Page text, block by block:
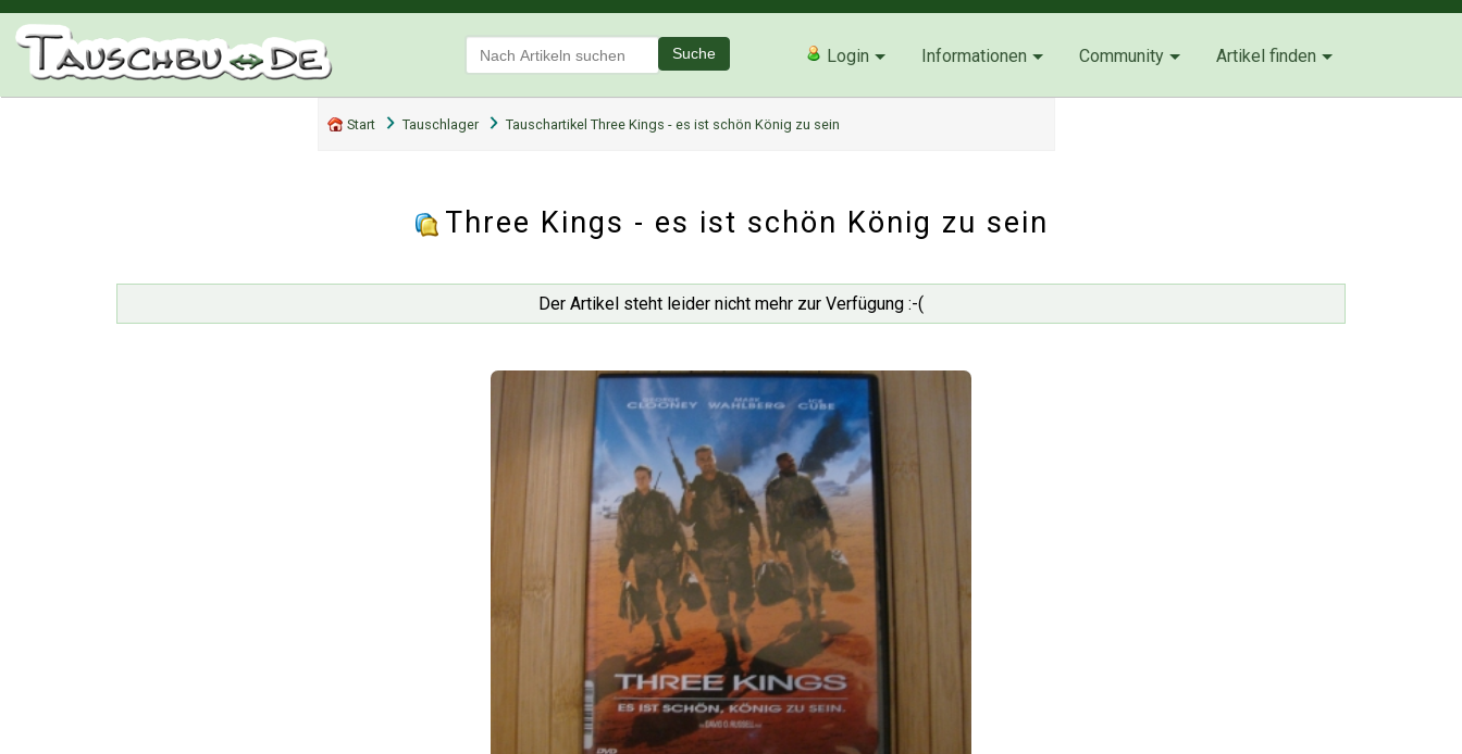
Suche Login Informationen Community Artikel finden
Start Tauschlager Tauschartikel Three Kings - es ist schön König zu sein
Three Kings - es ist schön König zu sein
Der Artikel steht leider nicht mehr zur Verfügung :-(